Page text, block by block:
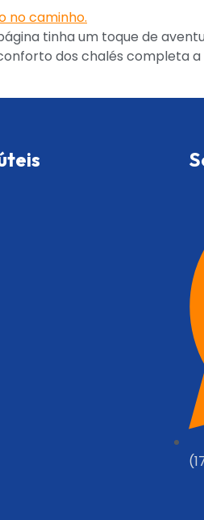
tinha um toque de
dos chalés completa